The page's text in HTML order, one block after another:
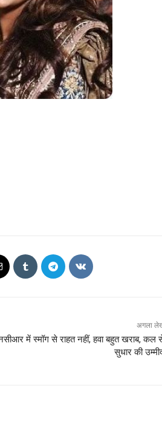
अगला
में स्मॉग से राहत नहीं, हवा बहुत खराब, कल
सुधार की